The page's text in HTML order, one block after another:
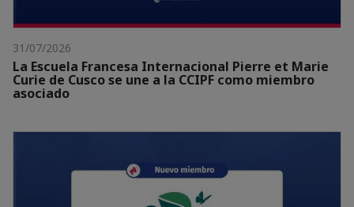
31/07/2026
La Escuela Francesa Internacional Pierre et Marie
Curie de Cusco se une a la CCIPF como miembro
asociado